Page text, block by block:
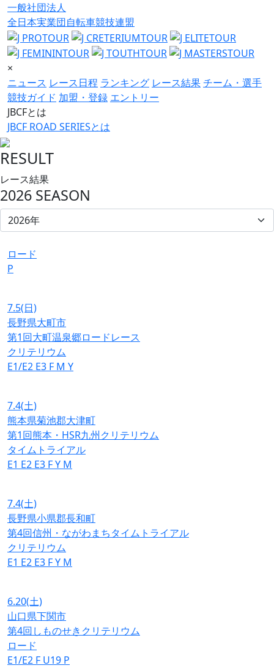
一般社団法人
全日本実業団自転車競技連盟
×
ニュース レース日程 ランキング レース結果チーム・選手
競技ガイド 加盟・登録 エントリー
JBCFとは
JBCF ROAD SERIESとは
RESULT
レース結果
2026 SEASON
ロード
P
7.5(日)
長野県大町市
第1回大町温泉郷ロードレース
クリテリウム
E1/E2 E3 F M Y
7.4(土)
熊本県菊池郡大津町
第1回熊本・HSR九州クリテリウム
タイムトライアル
E1 E2 E3 FY M
7.4(土)
長野県小県郡長和町
第4回信州・ながわまちタイムトライアル
クリテリウム
E1 E2 E3 FY M
6.20(土)
山口県下関市
第4回しものせきクリテリウム
ロード
E1/E2 F U19 P